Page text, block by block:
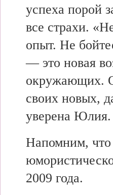
успеха порой
все страхи.
опыт. Не
— это новая
окружающих.
своих новых,
уверена Юлия.
Напомним,
2009 года.